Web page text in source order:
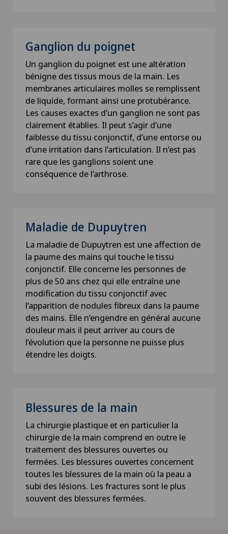
Ganglion du poignet
Un ganglion du poignet est une altération
bénigne des tissus mous de la main. Les
membranes articulaires molles se remplissent
de liquide, formant ainsi une protubérance.
Les causes exactes d’un ganglion ne sont pas
clairement établies. Il peut s’agir d’une
faiblesse du tissu conjonctif, d’une entorse ou
d’une irritation dans l’articulation. Il n’est pas
rare que les ganglions soient une
conséquence de l’arthrose.
Maladie de Dupuytren
La maladie de Dupuytren est une affection de
la paume des mains qui touche le tissu
conjonctif. Elle concerne les personnes de
plus de 50 ans chez qui elle entraîne une
modification du tissu conjonctif avec
l’apparition de nodules fibreux dans la paume
des mains. Elle n’engendre en général aucune
douleur mais il peut arriver au cours de
l’évolution que la personne ne puisse plus
étendre les doigts.
Blessures de la main
La chirurgie plastique et en particulier la
chirurgie de la main comprend en outre le
traitement des blessures ouvertes ou
fermées. Les blessures ouvertes concernent
toutes les blessures de la main où la peau a
subi des lésions. Les fractures sont le plus
souvent des blessures fermées.